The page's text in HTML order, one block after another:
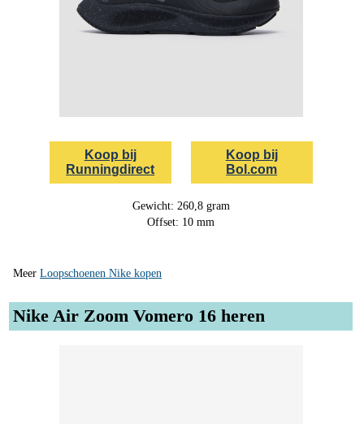
Koop bij
Runningdirect
Koop bij
Bol.com
Gewicht: 260,8 gram
Offset: 10 mm
Meer Loopschoenen Nike kopen
Nike Air Zoom Vomero 16 heren